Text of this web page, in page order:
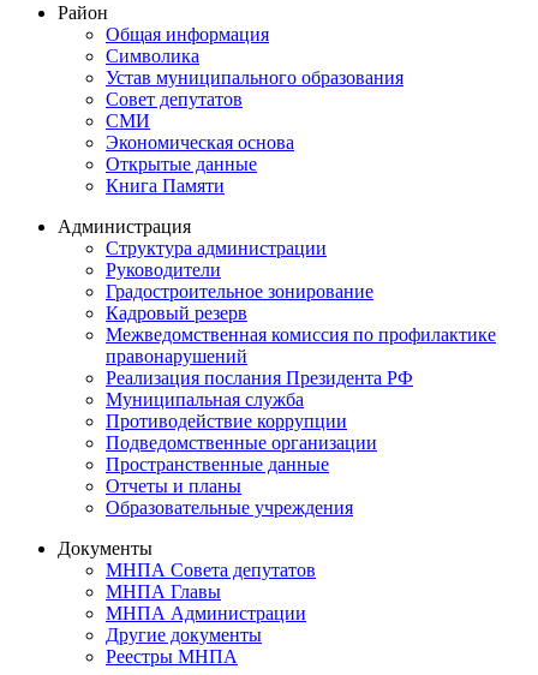
Район
Общая информация
Символика
Устав муниципального образования
Совет депутатов
СМИ
Экономическая основа
Открытые данные
Книга Памяти
Администрация
Структура администрации
Руководители
Градостроительное зонирование
Кадровый резерв
Межведомственная комиссия по профилактике
правонарушений
Реализация послания Президента РФ
Муниципальная служба
Противодействие коррупции
Подведомственные организации
Пространственные данные
Отчеты и планы
Образовательные учреждения
Документы
МНПА Совета депутатов
МНПА Главы
МНПА Администрации
Другие документы
Реестры МНПА